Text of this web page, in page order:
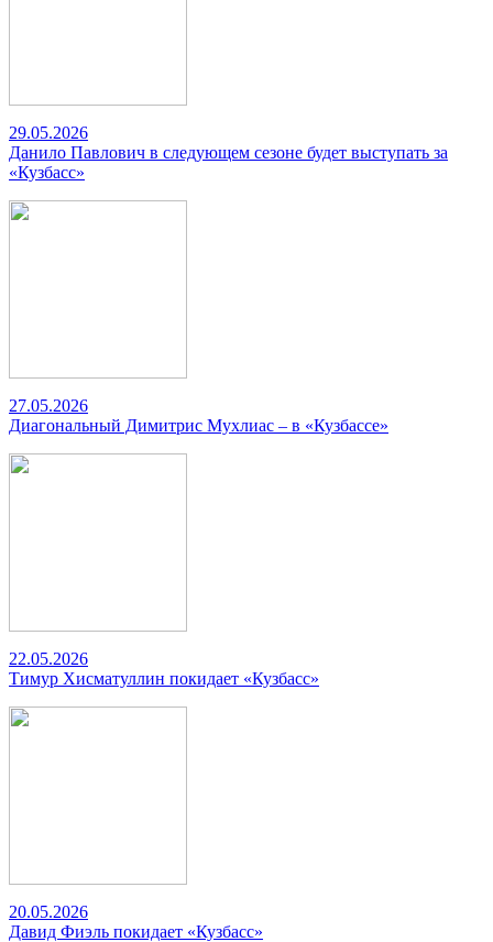
29.05.2026
Данило Павлович в следующем сезоне будет выступать за
«Кузбасс»
27.05.2026
Диагональный Димитрис Мухлиас – в «Кузбассе»
22.05.2026
Тимур Хисматуллин покидает «Кузбасс»
20.05.2026
Давид Фиэль покидает «Кузбасс»